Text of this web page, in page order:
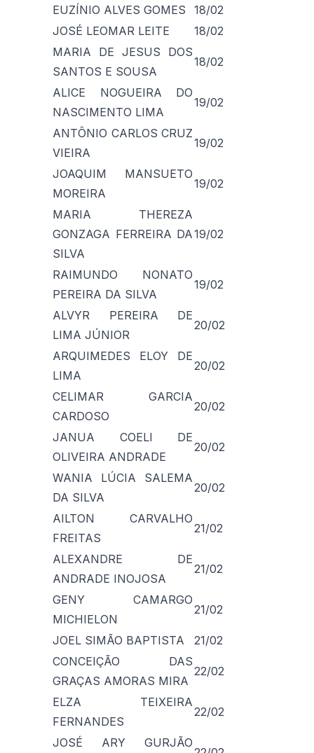
EUZÍNIO ALVES GOMES
18/02
JOSÉ LEOMAR LEITE
18/02
MARIA DE JESUS DOS
SANTOS E SOUSA
18/02
ALICE NOGUEIRA DO
NASCIMENTO LIMA
19/02
ANTÔNIO CARLOS CRUZ
VIEIRA
19/02
JOAQUIM MANSUETO
MOREIRA
19/02
MARIA THEREZA
GONZAGA FERREIRA DA
SILVA
19/02
RAIMUNDO NONATO
PEREIRA DA SILVA
19/02
ALVYR PEREIRA DE
LIMA JÚNIOR
20/02
ARQUIMEDES ELOY DE
LIMA
20/02
CELIMAR GARCIA
CARDOSO
20/02
JANUA COELI DE
OLIVEIRA ANDRADE
20/02
WANIA LÚCIA SALEMA
DA SILVA
20/02
AILTON CARVALHO
FREITAS
21/02
ALEXANDRE DE
ANDRADE INOJOSA
21/02
GENY CAMARGO
MICHIELON
21/02
JOEL SIMÃO BAPTISTA
21/02
CONCEIÇÃO DAS
GRAÇAS AMORAS MIRA
22/02
ELZA TEIXEIRA
FERNANDES
22/02
JOSÉ ARY GURJÃO